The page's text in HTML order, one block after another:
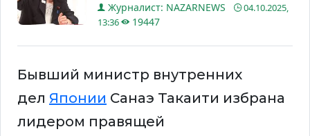
Журналист: NAZARNEWS
04.10.2025,
13:36
19447
Бывший министр внутренних
дел Японии Санаэ Такаити избрана
лидером правящей